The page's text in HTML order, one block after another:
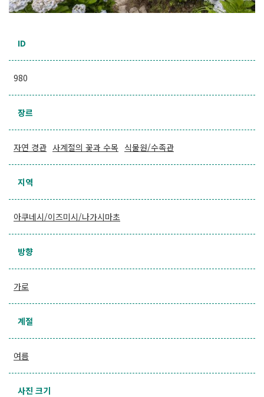
ID
980
장르
자연 경관 사계절의 꽃과 수목 식물원/수족관
지역
아쿠네시/이즈미시/나가시마초
방향
가로
계절
여름
사진 크기